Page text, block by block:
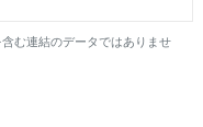
む連結のデータではありませ